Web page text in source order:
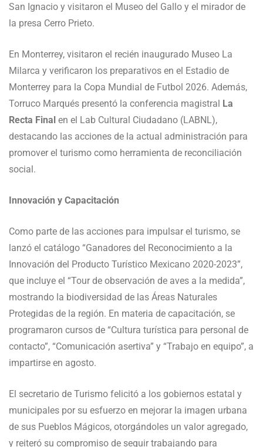
San Ignacio y visitaron el Museo del Gallo y el mirador de
la presa Cerro Prieto.
En Monterrey, visitaron el recién inaugurado Museo La
Milarca y verificaron los preparativos en el Estadio de
Monterrey para la Copa Mundial de Futbol 2026. Además,
Torruco Marqués presentó la conferencia magistral La
Recta Final en el Lab Cultural Ciudadano (LABNL),
destacando las acciones de la actual administración para
promover el turismo como herramienta de reconciliación
social.
Innovación y Capacitación
Como parte de las acciones para impulsar el turismo, se
lanzó el catálogo “Ganadores del Reconocimiento a la
Innovación del Producto Turístico Mexicano 2020-2023”,
que incluye el “Tour de observación de aves a la medida”,
mostrando la biodiversidad de las Áreas Naturales
Protegidas de la región. En materia de capacitación, se
programaron cursos de “Cultura turística para personal de
contacto”, “Comunicación asertiva” y “Trabajo en equipo”, a
impartirse en agosto.
El secretario de Turismo felicitó a los gobiernos estatal y
municipales por su esfuerzo en mejorar la imagen urbana
de sus Pueblos Mágicos, otorgándoles un valor agregado,
y reiteró su compromiso de seguir trabajando para